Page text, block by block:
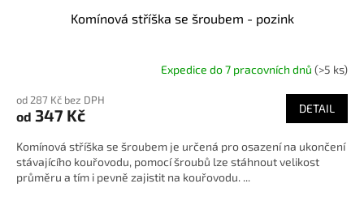
Komínová stříška se šroubem - pozink
Expedice do 7 pracovních dnů (>5 ks)
od 287 Kč bez DPH
od 347 Kč DETAIL
Komínová stříška se šroubem je určená pro osazení na ukončení
stávajícího kouřovodu, pomocí šroubů lze stáhnout velikost
průměru a tím i pevně zajistit na kouřovodu. ...